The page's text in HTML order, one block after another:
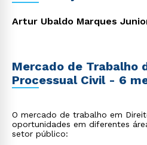
Artur Ubaldo Marques
Mercado de Trabalho
Processual Civil - 6
O mercado de trabalho em
oportunidades em diferentes
setor público: